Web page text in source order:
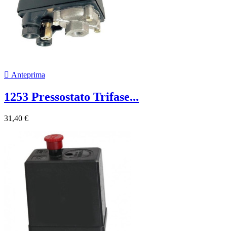
 Anteprima
1253 Pressostato Trifase...
31,40 €